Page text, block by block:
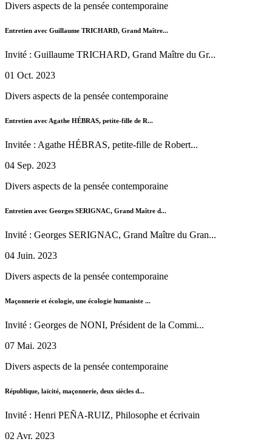
Divers aspects de la pensée contemporaine
Entretien avec Guillaume TRICHARD, Grand Maître...
Invité : Guillaume TRICHARD, Grand Maître du Gr...
01 Oct. 2023
Divers aspects de la pensée contemporaine
Entretien avec Agathe HÉBRAS, petite-fille de R...
Invitée : Agathe HÉBRAS, petite-fille de Robert...
04 Sep. 2023
Divers aspects de la pensée contemporaine
Entretien avec Georges SERIGNAC, Grand Maître d...
Invité : Georges SERIGNAC, Grand Maître du Gran...
04 Juin. 2023
Divers aspects de la pensée contemporaine
Maçonnerie et écologie, une écologie humaniste ...
Invité : Georges de NONI, Président de la Commi...
07 Mai. 2023
Divers aspects de la pensée contemporaine
République, laïcité, maçonnerie, deux siècles d...
Invité : Henri PEÑA-RUIZ, Philosophe et écrivain
02 Avr. 2023